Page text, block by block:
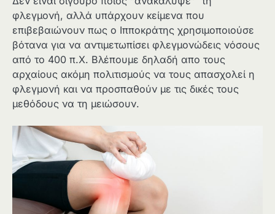
φλεγμονή, αλλά υπάρχουν κείμενα που
επιβεβαιώνουν πως ο Ιπποκράτης χρησιμοποιούσε
βότανα για να αντιμετωπίσει φλεγμονώδεις νόσους
από το 400 π.Χ. Βλέπουμε δηλαδή απο τους
αρχαίους ακόμη πολιτισμούς να τους απασχολεί η
φλεγμονή και να προσπαθούν με τις δικές τους
μεθόδους να τη μειώσουν.